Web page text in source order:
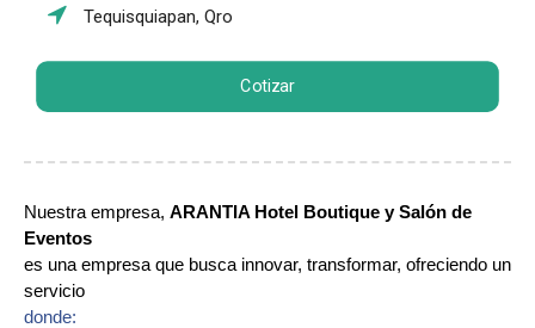
Tequisquiapan, Qro
Cotizar
Nuestra empresa, ARANTIA Hotel Boutique y Salón de
Eventos
es una empresa que busca innovar, transformar, ofreciendo un
servicio
donde: